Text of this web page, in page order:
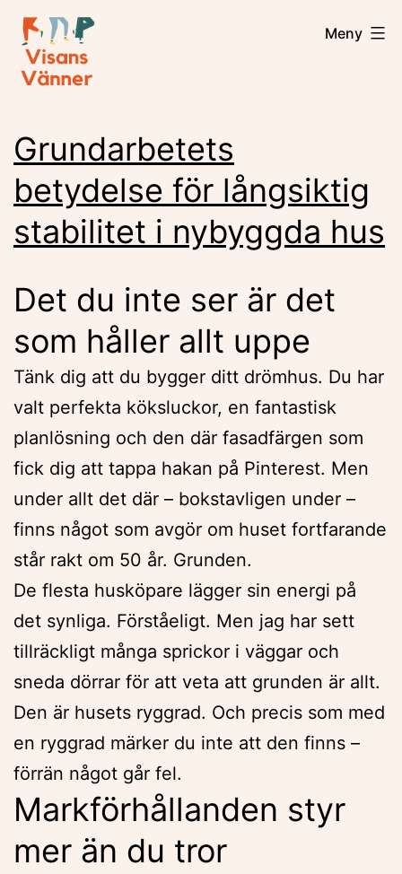
Hoppa
innehåll
Visansvanner
Meny
Grundarbetets
betydelse för långsiktig
stabilitet i nybyggda hus
Det du inte ser är det
som håller allt uppe
Tänk dig att du bygger ditt drömhus. Du har
valt perfekta köksluckor, en fantastisk
planlösning och den där fasadfärgen som
fick dig att tappa hakan på Pinterest. Men
under allt det där – bokstavligen under –
finns något som avgör om huset fortfarande
står rakt om 50 år. Grunden.
De flesta husköpare lägger sin energi på
det synliga. Förståeligt. Men jag har sett
tillräckligt många sprickor i väggar och
sneda dörrar för att veta att grunden är allt.
Den är husets ryggrad. Och precis som med
en ryggrad märker du inte att den finns –
förrän något går fel.
Markförhållanden styr
mer än du tror